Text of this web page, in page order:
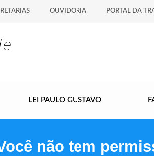
OUVIDORIA PORTAL DA
LEI PAULO GUSTAVO
não tem